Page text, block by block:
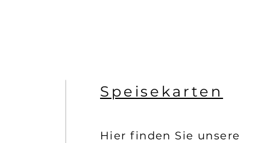
Speisekarten
Hier finden Sie unsere